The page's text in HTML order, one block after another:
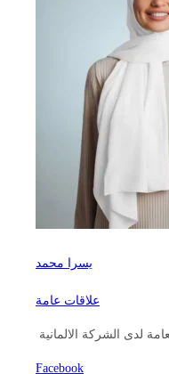
يسرا محمد
علاقات عامة
لدى الشركة الالمانية
Facebook